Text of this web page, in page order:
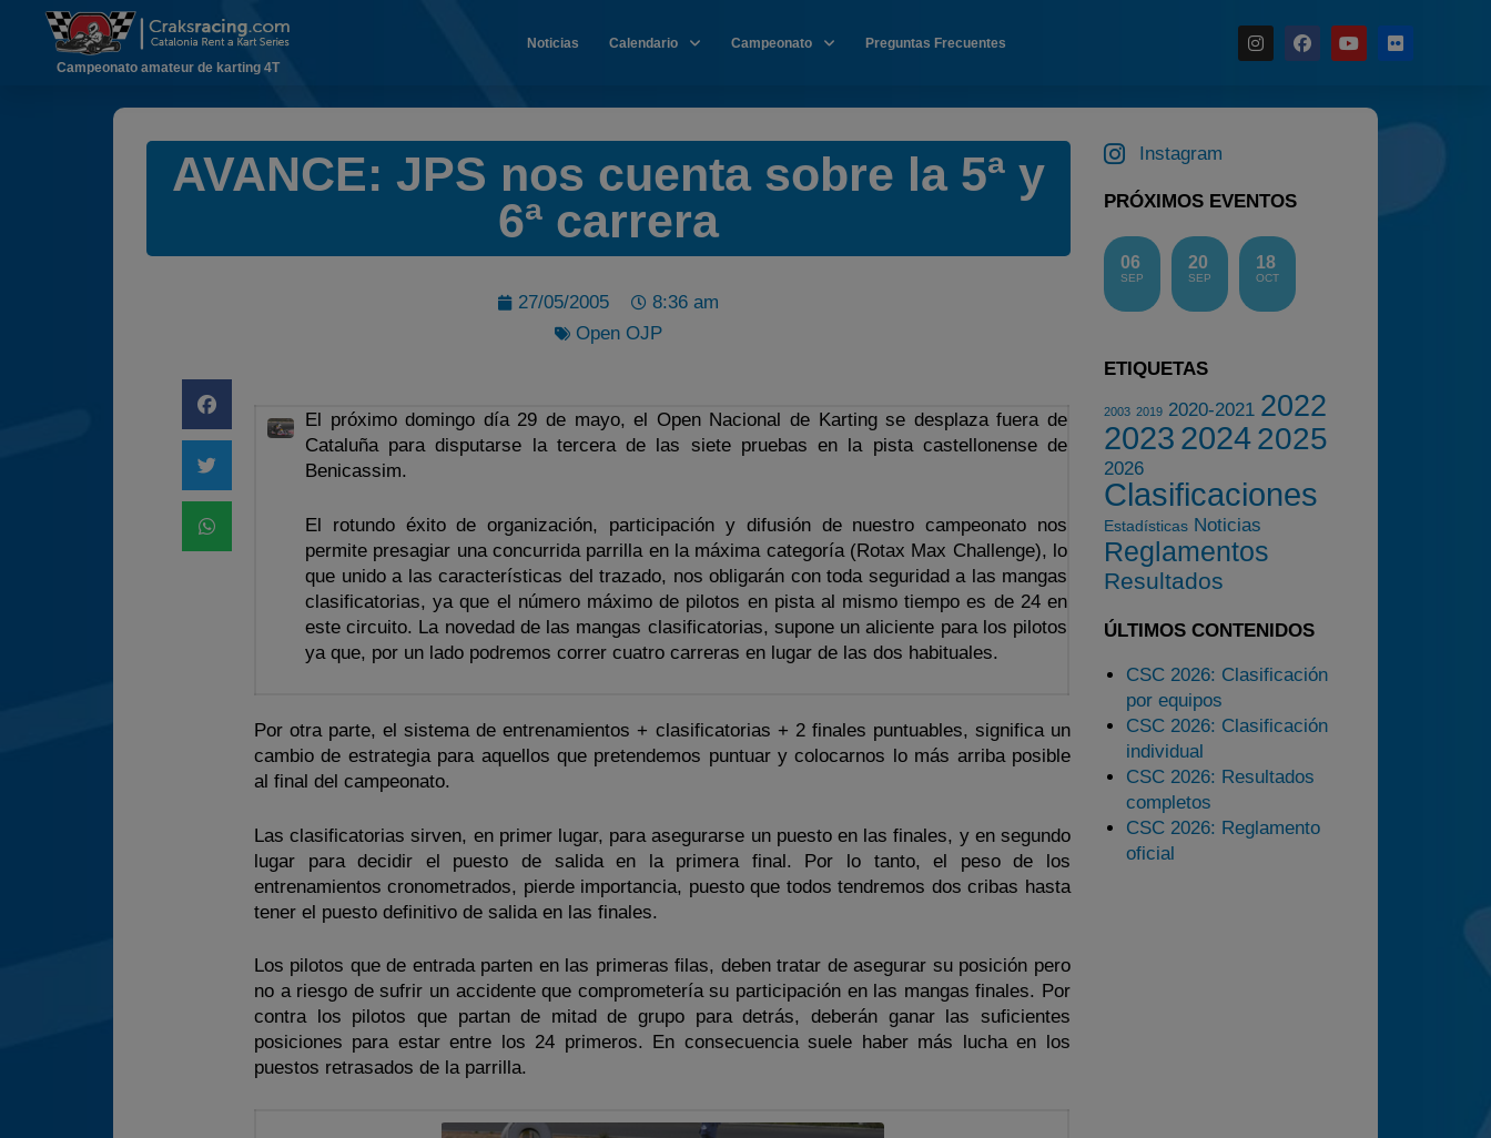
Campeonato amateur de karting 4T
Noticias Calendario Campeonato Preguntas Frecuentes
AVANCE: JPS nos cuenta sobre la 5ª y
6ª carrera
27/05/2005
8:36 am
Open OJP
El próximo domingo día 29 de mayo, el Open Nacional de Karting se desplaza fuera de
Cataluña para disputarse la tercera de las siete pruebas en la pista castellonense de
Benicassim.
El rotundo éxito de organización, participación y difusión de nuestro campeonato nos
permite presagiar una concurrida parrilla en la máxima categoría (Rotax Max Challenge), lo
que unido a las características del trazado, nos obligarán con toda seguridad a las mangas
clasificatorias, ya que el número máximo de pilotos en pista al mismo tiempo es de 24 en
este circuito. La novedad de las mangas clasificatorias, supone un aliciente para los pilotos
ya que, por un lado podremos correr cuatro carreras en lugar de las dos habituales.
Por otra parte, el sistema de entrenamientos + clasificatorias + 2 finales puntuables, significa un
cambio de estrategia para aquellos que pretendemos puntuar y colocarnos lo más arriba posible
al final del campeonato.
Las clasificatorias sirven, en primer lugar, para asegurarse un puesto en las finales, y en segundo
lugar para decidir el puesto de salida en la primera final. Por lo tanto, el peso de los
entrenamientos cronometrados, pierde importancia, puesto que todos tendremos dos cribas hasta
tener el puesto definitivo de salida en las finales.
Los pilotos que de entrada parten en las primeras filas, deben tratar de asegurar su posición pero
no a riesgo de sufrir un accidente que comprometería su participación en las mangas finales. Por
contra los pilotos que partan de mitad de grupo para detrás, deberán ganar las suficientes
posiciones para estar entre los 24 primeros. En consecuencia suele haber más lucha en los
puestos retrasados de la parrilla.
Instagram
PRÓXIMOS EVENTOS
06
SEP
20
SEP
18
OCT
ETIQUETAS
2003 2019 2020-2021 2022
2023 20242025
2026
Clasificaciones
Estadísticas Noticias
Reglamentos
Resultados
ÚLTIMOS CONTENIDOS
CSC 2026: Clasificación
por equipos
CSC 2026: Clasificación
individual
CSC 2026: Resultados
completos
CSC 2026: Reglamento
oficial